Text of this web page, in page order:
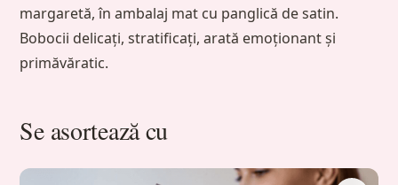
margaretă, în ambalaj mat cu panglică de satin.
Bobocii delicați, stratificați, arată emoționant și
primăvăratic.
Se asortează cu